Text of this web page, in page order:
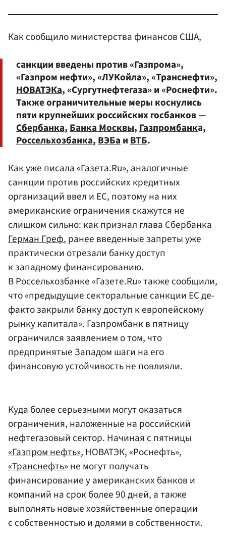
Как сообщило министерства финансов США,
санкции введены против «Газпрома»,
«Газпром нефти», «ЛУКойла», «Транснефти»,
НОВАТЭКа, «Сургутнефтегаза» и «Роснефти».
Также ограничительные меры коснулись
пяти крупнейших российских госбанков —
Сбербанка, Банка Москвы, Газпромбанка,
Россельхозбанка, ВЭБа и ВТБ.
Как уже писала «Газета.Ru», аналогичные
санкции против российских кредитных
организаций ввел и ЕС, поэтому на них
американские ограничения скажутся не
слишком сильно: как признал глава Сбербанка
Герман Греф, ранее введенные запреты уже
практически отрезали банку доступ
к западному финансированию.
В Россельхозбанке «Газете.Ru» также сообщили,
что «предыдущие секторальные санкции ЕС де-
факто закрыли банку доступ к европейскому
рынку капитала». Газпромбанк в пятницу
ограничился заявлением о том, что
предпринятые Западом шаги на его
финансовую устойчивость не повлияли.
Куда более серьезными могут оказаться
ограничения, наложенные на российский
нефтегазовый сектор. Начиная с пятницы
«Газпром нефть», НОВАТЭК, «Роснефть»,
«Транснефть»не могут получать
финансирование у американских банков и
компаний на срок более 90 дней, а также
выполнять новые хозяйственные операции
с собственностью и долями в собственности.